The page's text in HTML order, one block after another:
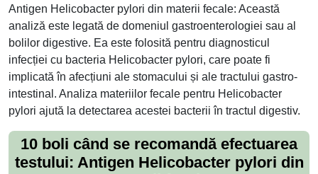
Antigen Helicobacter pylori din materii fecale: Această
analiză este legată de domeniul gastroenterologiei sau al
bolilor digestive. Ea este folosită pentru diagnosticul
infecției cu bacteria Helicobacter pylori, care poate fi
implicată în afecțiuni ale stomacului și ale tractului gastro-
intestinal. Analiza materiilor fecale pentru Helicobacter
pylori ajută la detectarea acestei bacterii în tractul digestiv.
10 boli când se recomandă efectuarea
testului: Antigen Helicobacter pylori din